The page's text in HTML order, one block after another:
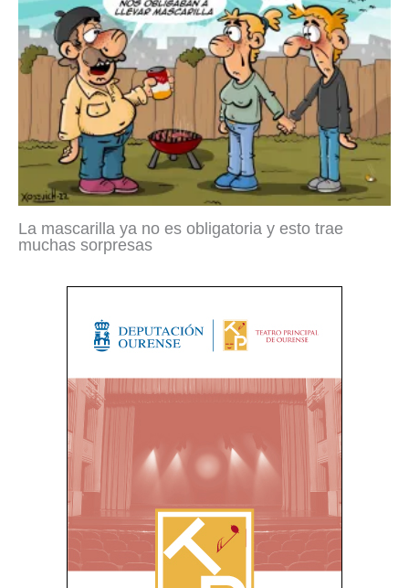
La mascarilla ya no es obligatoria y esto trae
muchas sorpresas